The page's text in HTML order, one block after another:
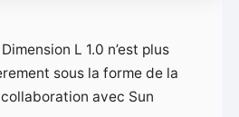
L 1.0 n’est plus
sous la forme de la
avec Sun